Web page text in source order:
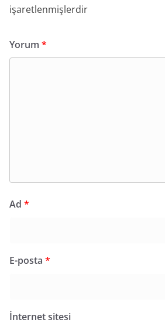
işaretlenmişlerdir
Yorum *
Ad *
E-posta *
İnternet sitesi